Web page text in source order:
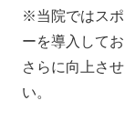
※当院ではスポ
ーを導入して
さらに向上さ
い。